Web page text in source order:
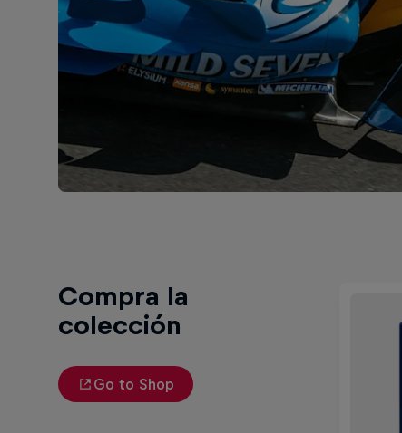
Compra la
colección
Go to Shop